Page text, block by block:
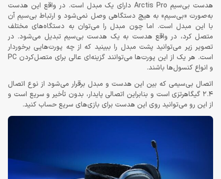
هدست بی‌سیم Arctis Pro دارای یک مبدل است. در واقع این هدست
به‌صورت «بی‌سیم» به هیچ دستگاهی وصل نمی‌شود و ارتباط بی‌سیم آن
با این مبدل است. اما چون مبدل را می‌توان به دستگاه‌های مختلف
متصل کرد، در واقع هدست به یک هدست بی‌سیم تبدیل می‌شود. در
تصویر زیر می‌توانید پشت مبدل را ببینید که از چه پورت‌هایی برخوردار
است. هر یک از این پورت‌ها می‌توانند گزینه‌ای عالی برای متصل‌کردن PC
و انواع کنسول‌ها باشند.
اتصال بی‌سیمی که بین این هدست و مبدل برقرار می‌شود از نوع اتصال
2.4 گیگاهرتزی است و بنابراین اتصالی پایدار، بدون تأخیر و سریع است و
از این رو می‌توانید روی این هدست برای بازی‌های سریع حساب کنید.